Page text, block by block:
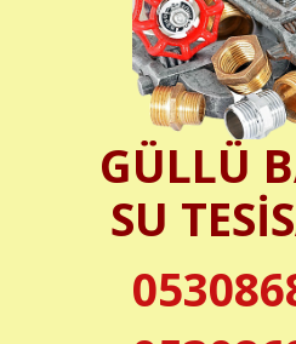
GÜLLÜ
SU